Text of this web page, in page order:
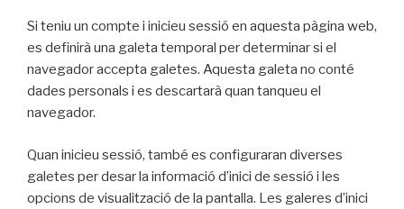
Si teniu un compte i inicieu sessió en aquesta pàgina web,
es definirà una galeta temporal per determinar si el
navegador accepta galetes. Aquesta galeta no conté
dades personals i es descartarà quan tanqueu el
navegador.
Quan inicieu sessió, també es configuraran diverses
galetes per desar la informació d’inici de sessió i les
opcions de visualització de la pantalla. Les galeres d’inici